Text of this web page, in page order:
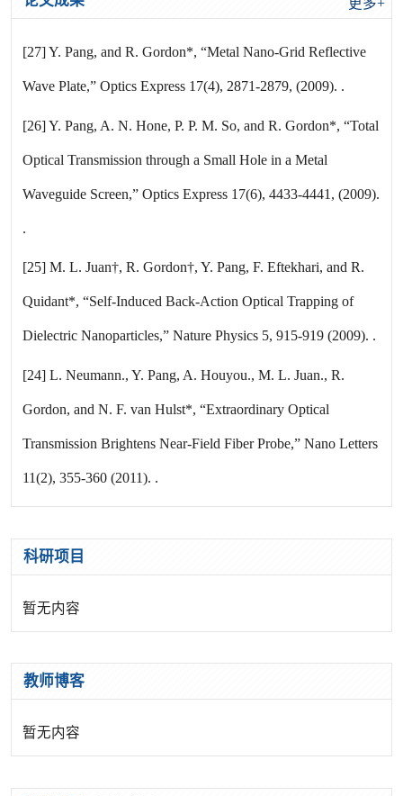
[27] Y. Pang, and R. Gordon*, “Metal Nano-Grid Reflective
Wave Plate,” Optics Express 17(4), 2871-2879, (2009). .
[26] Y. Pang, A. N. Hone, P. P. M. So, and R. Gordon*, “Total
Optical Transmission through a Small Hole in a Metal
Waveguide Screen,” Optics Express 17(6), 4433-4441, (2009).
.
[25] M. L. Juan†, R. Gordon†, Y. Pang, F. Eftekhari, and R.
Quidant*, “Self-Induced Back-Action Optical Trapping of
Dielectric Nanoparticles,” Nature Physics 5, 915-919 (2009). .
[24] L. Neumann., Y. Pang, A. Houyou., M. L. Juan., R.
Gordon, and N. F. van Hulst*, “Extraordinary Optical
Transmission Brightens Near-Field Fiber Probe,” Nano Letters
11(2), 355-360 (2011). .
科研项目
暂无内容
教师博客
暂无内容